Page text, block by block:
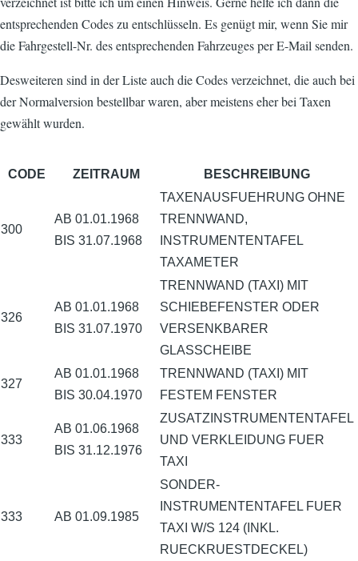
entsprechenden Codes zu entschlüsseln. Es genügt mir, wenn Sie mir
die Fahrgestell-Nr. des entsprechenden Fahrzeuges per E-Mail senden.
Desweiteren sind in der Liste auch die Codes verzeichnet, die auch bei
der Normalversion bestellbar waren, aber meistens eher bei Taxen
gewählt wurden.
CODE ZEITRAUM BESCHREIBUNG
300
AB 01.01.1968
BIS 31.07.1968
TAXENAUSFUEHRUNG OHNE
TRENNWAND,
INSTRUMENTENTAFEL
TAXAMETER
326
AB 01.01.1968
BIS 31.07.1970
TRENNWAND (TAXI) MIT
SCHIEBEFENSTER ODER
VERSENKBARER
GLASSCHEIBE
327
AB 01.01.1968
BIS 30.04.1970
TRENNWAND (TAXI) MIT
FESTEM FENSTER
333
AB 01.06.1968
BIS 31.12.1976
ZUSATZINSTRUMENTENTAFEL
UND VERKLEIDUNG FUER
TAXI
333 AB 01.09.1985
SONDER-
INSTRUMENTENTAFEL FUER
TAXI W/S 124 (INKL.
RUECKRUESTDECKEL)